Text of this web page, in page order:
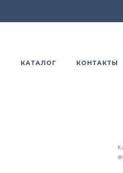
КАТАЛОГ КОНТАКТЫ